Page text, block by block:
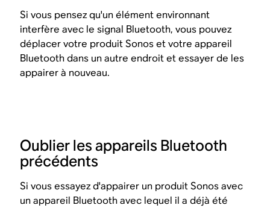
Si vous pensez qu'un élément environnant
interfère avec le signal Bluetooth, vous pouvez
déplacer votre produit Sonos et votre appareil
Bluetooth dans un autre endroit et essayer de les
appairer à nouveau.
Oublier les appareils Bluetooth
précédents
Si vous essayez d'appairer un produit Sonos avec
un appareil Bluetooth avec lequel il a déjà été